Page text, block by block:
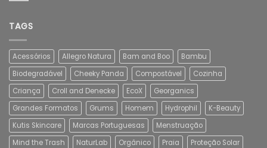
TAGS
Acessórios Allegro Natura Bam and Boo
Bambu
Biodegradável
Cheeky Panda Compostável
Cozinha
Criança
Croll and Denecke EcoX
Georganics
Grandes Formatos
Grums Homem Hydrophil
K-Beauty
Kutis Skincare
Marcas Portuguesas
Menstruação
Mind the Trash
NaturLab Orgânico Praia
Proteção Solar